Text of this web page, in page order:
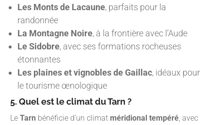
Les Monts de Lacaune, parfaits pour la
randonnée
La Montagne Noire, à la frontière avec l’Aude
Le Sidobre, avec ses formations rocheuses
étonnantes
Les plaines et vignobles de Gaillac, idéaux pour
le tourisme œnologique
5. Quel est le climat du Tarn ?
Le Tarn bénéficie d’un climat méridional tempéré, avec